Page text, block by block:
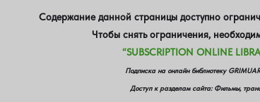
Содержание данной страницы доступно
Чтобы снять ограничения,
“SUBSCRIPTION ONLINE
Подписка на онлайн библиотеку
Доступ к разделам сайта: Фильмы,